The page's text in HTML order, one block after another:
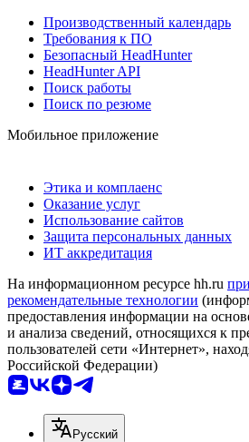
Производственный календарь
Требования к ПО
Безопасный HeadHunter
HeadHunter API
Поиск работы
Поиск по резюме
Мобильное приложение
Этика и комплаенс
Оказание услуг
Использование сайтов
Защита персональных данных
ИТ аккредитация
На информационном ресурсе hh.ru
рекомендательные технологии
предоставления информации на
и анализа сведений, относящихся к
пользователей сети «Интернет»,
Российской Федерации)
Русский